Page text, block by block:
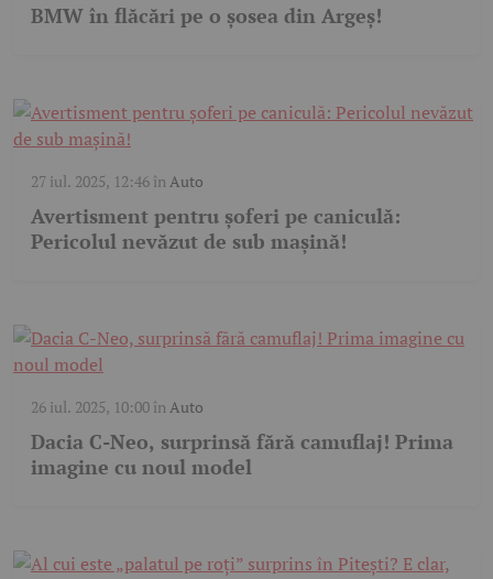
BMW în flăcări pe o șosea din Argeș!
27 iul. 2025, 12:46 în Auto
Avertisment pentru șoferi pe caniculă:
Pericolul nevăzut de sub mașină!
26 iul. 2025, 10:00 în Auto
Dacia C-Neo, surprinsă fără camuflaj! Prima
imagine cu noul model